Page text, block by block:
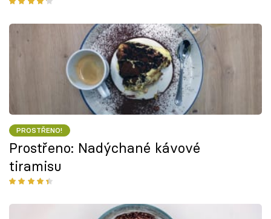
PROSTŘENO!
Prostřeno: Nadýchané kávové
tiramisu